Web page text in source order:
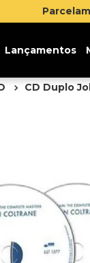
em
Lançamentos
CD Duplo